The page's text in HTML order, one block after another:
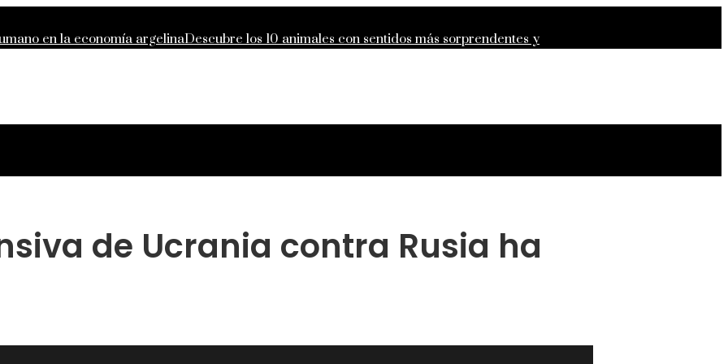
en la economía argelinaDescubre los 10 animales con sentidos más sorprendentes y
de Ucrania contra Rusia ha